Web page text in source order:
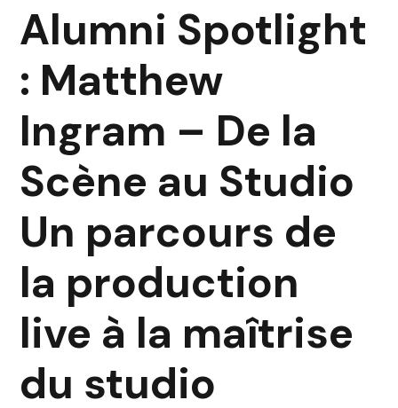
Alumni Spotlight
: Matthew
Ingram – De la
Scène au Studio
Un parcours de
la production
live à la maîtrise
du studio